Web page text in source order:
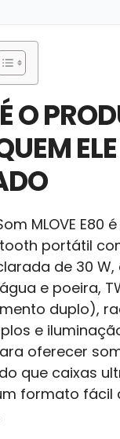
O
ELE
MLOVE E80
portátil
de 30
e poeira,
duplo),
e iluminação
oferecer
que caixas
formato fácil